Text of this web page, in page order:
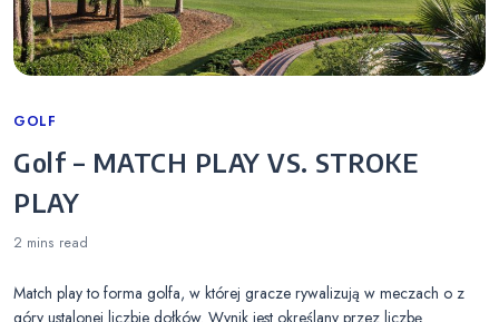
Categories
GOLF
Golf – MATCH PLAY VS. STROKE
PLAY
2 mins read
Match play to forma golfa, w której gracze rywalizują w meczach o z
góry ustalonej liczbie dołków. Wynik jest określany przez liczbę